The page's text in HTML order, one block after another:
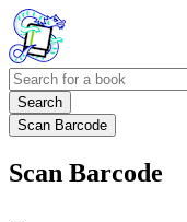
Search
Scan Barcode
Scan Barcode